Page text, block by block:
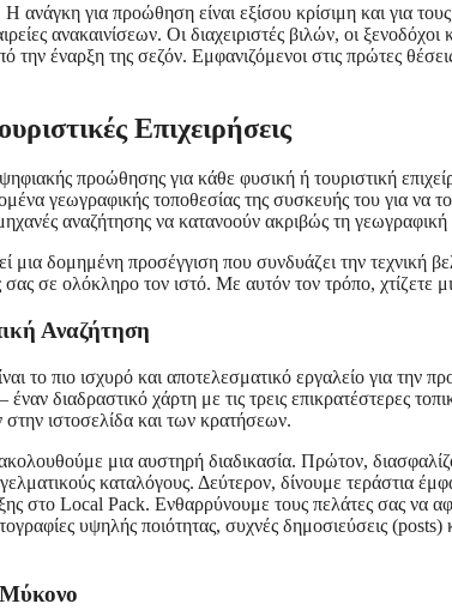
ανάγκη για προώθηση είναι εξίσου κρίσιμη και για
ανακαινίσεων. Οι διαχειριστές βιλών, οι
την έναρξη της σεζόν. Εμφανιζόμενοι στις πρώτες
Επιχειρήσεις
προώθησης για κάθε φυσική ή τουριστική
γεωγραφικής τοποθεσίας της συσκευής του για να
αναζήτησης να κατανοούν ακριβώς τη
μια δομημένη προσέγγιση που συνδυάζει την
σε ολόκληρο τον ιστό. Με αυτόν τον τρόπο, χτίζετε
Αναζήτηση
το πιο ισχυρό και αποτελεσματικό εργαλείο για
διαδραστικό χάρτη με τις τρεις επικρατέστερες
ιστοσελίδα και των κρατήσεων.
μια αυστηρή διαδικασία. Πρώτον,
καταλόγους. Δεύτερον, δίνουμε τεράστια
στο Local Pack. Ενθαρρύνουμε τους πελάτες σας να
υψηλής ποιότητας, συχνές δημοσιεύσεις
Μύκονο